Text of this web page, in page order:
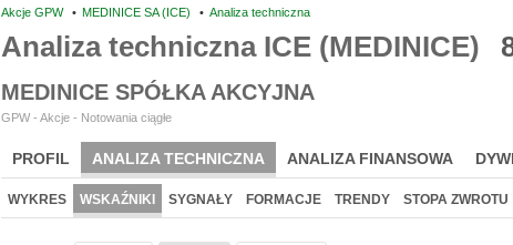
Akcje GPW • MEDINICE SA (ICE) • Analiza techniczna
Analiza techniczna ICE (MEDINICE)
MEDINICE SPÓŁKA AKCYJNA
GPW - Akcje - Notowania ciągłe
PROFIL ANALIZA TECHNICZNA ANALIZA FINANSOWA
WYKRES WSKAŹNIKI SYGNAŁY FORMACJE TRENDY STOPA ZWROTU
744